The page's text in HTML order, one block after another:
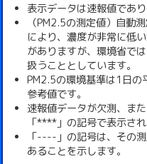
表示データは速報値であ
（PM2.5の測定値）自動
により、濃度が非常に低
がありますが、環境省で
扱うこととしています。
PM2.5の環境基準は1日の
参考値です。
速報値データが欠測、ま
「****」の記号で表示され
「----」の記号は、その
あることを示します。